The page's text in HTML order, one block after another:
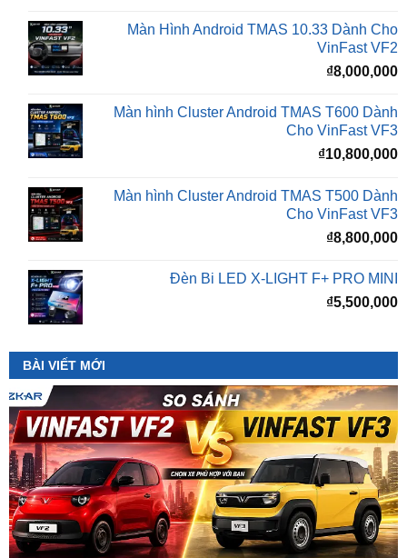
₫8,000,000
Màn hình Cluster Android TMAS T600 Dành
Cho VinFast VF3
₫10,800,000
Màn hình Cluster Android TMAS T500 Dành
₫8,800,000
Đèn Bi LED X-LIGHT F+ PRO MINI
BÀI VIẾT MỚI